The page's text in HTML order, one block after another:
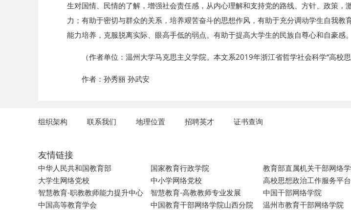
生对国情、民情的了解，增强社会责任感，从内心理解和支持党的路线、方针、政策
力；有助于密切与群众的关系，培养艰苦奋斗的思想作风，有助于充分调动学生自我
能力培养，克服脱离实际、眼高手低的弱点。有助于提高大学生的民族自尊心和自豪感。
（作者单位：温州大学马克思主义学院。本文系2019年浙江省哲学社会科学“高校
作者：孙秀丽 孙武安
组织架构 联系我们 地理位置 招聘英才 证书查询
友情链接
中华人民共和国教育部 国家教育行政学院 教育部直属机关干部网络
大学生网络党校
中小学网络党校 高校思想政治工作服务平台
智慧教育-职教教师能力提升中心
智慧教育-高教教师专业发展 中国干部网络学院
中国高等教育学会
中国教育干部网络学院山西分院 温州市教育干部网络学院